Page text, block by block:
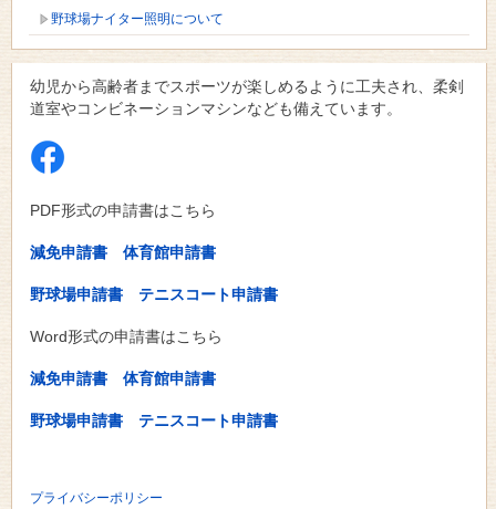
野球場ナイター照明について
幼児から高齢者までスポーツが楽しめるように工夫され、柔剣
道室やコンビネーションマシンなども備えています。
PDF形式の申請書はこちら
減免申請書 体育館申請書
野球場申請書 テニスコート申請書
Word形式の申請書はこちら
減免申請書 体育館申請書
野球場申請書 テニスコート申請書
プライバシーポリシー